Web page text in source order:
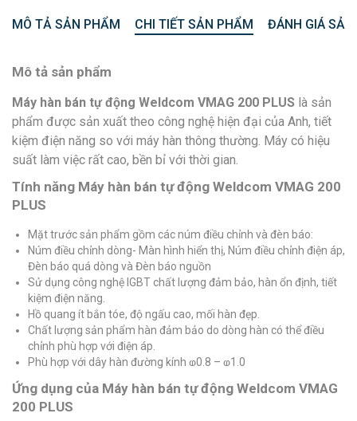
MÔ TẢ SẢN PHẨM CHI TIẾT SẢN PHẨM ĐÁNH GIÁ
Mô tả sản phẩm
Máy hàn bán tự động Weldcom VMAG 200 PLUS là sản
phẩm được sản xuất theo công nghệ hiện đại của Anh, tiết
kiệm điện năng so với máy hàn thông thường. Máy có hiệu
suất làm việc rất cao, bền bỉ với thời gian.
Tính năng Máy hàn bán tự động Weldcom VMAG 200
PLUS
Mặt trước sản phẩm gồm các núm điều chỉnh và đèn báo:
Núm điều chỉnh dòng- Màn hình hiển thị, Núm điều chỉnh điện áp,
Đèn báo quá dòng và Đèn báo nguồn
Sử dụng công nghệ IGBT chất lượng đảm bảo, hàn ổn định, tiết
kiệm điện năng.
Hồ quang ít bắn tóe, độ ngấu cao, mối hàn đẹp.
Chất lượng sản phẩm hàn đảm bảo do dòng hàn có thể điều
chỉnh phù hợp với điện áp.
Phù hợp với dây hàn đường kính ⱷ0.8 – ⱷ1.0
Ứng dụng của Máy hàn bán tự động Weldcom VMAG
200 PLUS